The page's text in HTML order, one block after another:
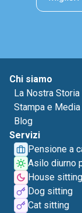
Chi siamo
La Nostra Storia
Stampa e Media
Blog
Servizi
Pensione a
Asilo diurno
House sitting
Dog sitting
Cat sitting